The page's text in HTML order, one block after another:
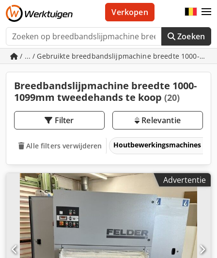
Zoeken
Verkopen
/ ... / Gebruikte breedbandslijpmachine breedte 1000-
Breedbandslijpmachine breedte 1000-
1099mm tweedehands te koop (20)
Filter Relevantie
Alle filters verwijderen Houtbewerkingsmachines
Advertentie